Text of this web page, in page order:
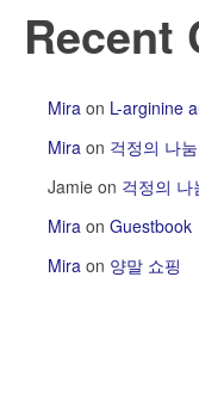
Recent
Mira on L-arginine
Mira on 걱정의 나눔
Jamie on 걱정의 나
Mira on Guestbook
Mira on 양말 쇼핑